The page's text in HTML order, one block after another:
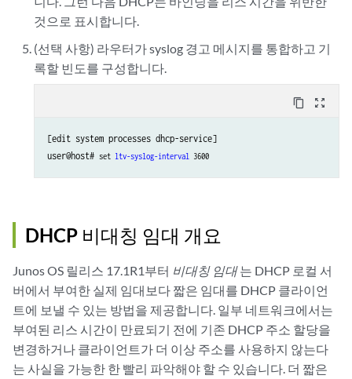
것으로 표시합니다.
(선택 사항) 라우터가 syslog 경고 메시지를 통합하고 기
록할 빈도를 구성합니다.
content_copy zoom_out_map
[edit system processes dhcp-service]
user@host# set ltv-syslog-interval 3600
DHCP 비대칭 임대 개요
Junos OS 릴리스 17.1R1부터 비대칭 임대는 DHCP 로컬 서
버에서 부여한 실제 임대보다 짧은 임대를 DHCP 클라이언
트에 보낼 수 있는 방법을 제공합니다. 일부 네트워크에서는
부여된 리스 시간이 만료되기 전에 기존 DHCP 주소 할당을
변경하거나 클라이언트가 더 이상 주소를 사용하지 않는다
는 사실을 가능한 한 빨리 파악해야 할 수 있습니다. 더 짧은